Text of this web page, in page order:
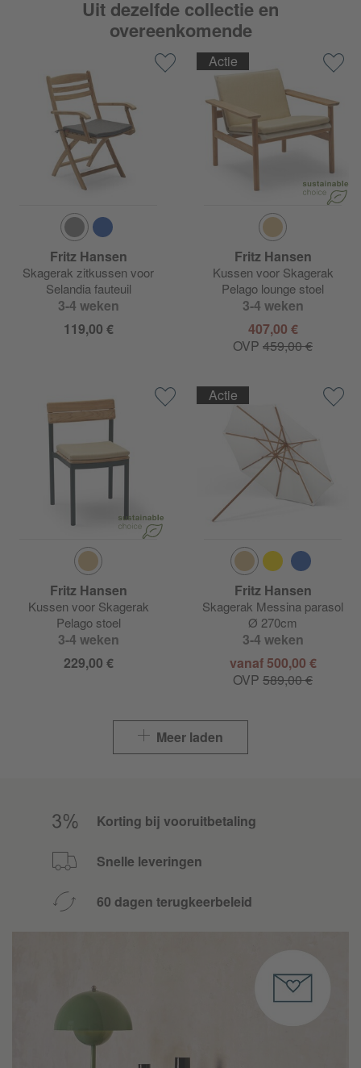
Uit dezelfde collectie en
overeenkomende
Fritz Hansen
Skagerak zitkussen voor
Selandia fauteuil
3-4 weken
119,00 €
Actie
Fritz Hansen
Kussen voor Skagerak
Pelago lounge stoel
3-4 weken
407,00 €
OVP 459,00 €
Fritz Hansen
Kussen voor Skagerak
Pelago stoel
3-4 weken
229,00 €
Actie
Fritz Hansen
Skagerak Messina parasol
Ø 270cm
3-4 weken
vanaf 500,00 €
OVP 589,00 €
Meer laden
Korting bij vooruitbetaling
Snelle leveringen
60 dagen terugkeerbeleid